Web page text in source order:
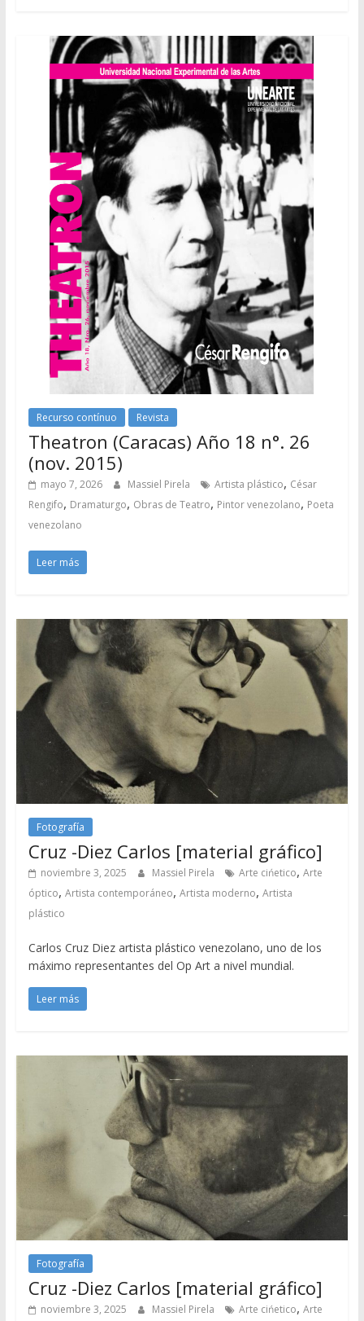
Recurso contínuo Revista
Theatron (Caracas) Año 18 n°. 26
(nov. 2015)
mayo 7, 2026 Massiel Pirela Artista plástico, César
Rengifo, Dramaturgo, Obras de Teatro, Pintor venezolano, Poeta
venezolano
Leer más
Fotografía
Cruz -Diez Carlos [material gráfico]
noviembre 3, 2025 Massiel Pirela Arte cińetico, Arte
óptico, Artista contemporáneo, Artista moderno, Artista
plástico
Carlos Cruz Diez artista plástico venezolano, uno de los
máximo representantes del Op Art a nivel mundial.
Leer más
Fotografía
Cruz -Diez Carlos [material gráfico]
noviembre 3, 2025 Massiel Pirela Arte cińetico, Arte